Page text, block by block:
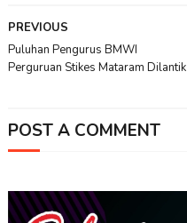
PREVIOUS
Puluhan Pengurus BMWI
Perguruan Stikes Mataram Dilantik
POST A COMMENT